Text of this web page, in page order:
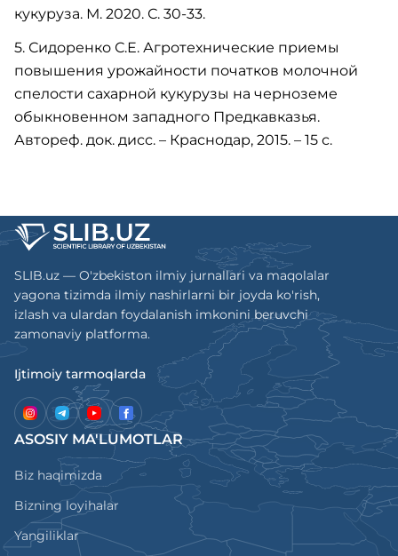
кукуруза. М. 2020. С. 30-33.
5. Сидоренко С.Е. Агротехнические приемы
повышения урожайности початков молочной
спелости сахарной кукурузы на черноземе
обыкновенном западного Предкавказья.
Автореф. док. дисс. – Краснодар, 2015. – 15 с.
SLIB.uz — O'zbekiston ilmiy jurnallari va maqolalar
yagona tizimda ilmiy nashirlarni bir joyda ko'rish,
izlash va ulardan foydalanish imkonini beruvchi
zamonaviy platforma.
Ijtimoiy tarmoqlarda
ASOSIY MA'LUMOTLAR
Biz haqimizda
Bizning loyihalar
Yangiliklar